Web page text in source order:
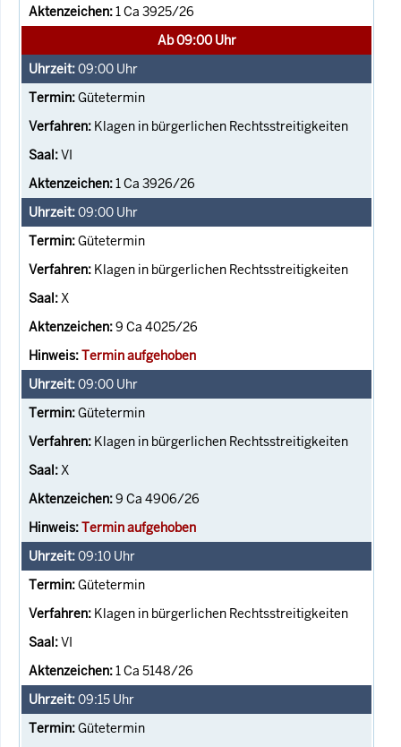
1 Ca 3925/26
Ab 09:00 Uhr
09:00 Uhr
Gütetermin
Klagen in bürgerlichen Rechtsstreitigkeiten
VI
1 Ca 3926/26
09:00 Uhr
Gütetermin
Klagen in bürgerlichen Rechtsstreitigkeiten
X
9 Ca 4025/26
Termin aufgehoben
09:00 Uhr
Gütetermin
Klagen in bürgerlichen Rechtsstreitigkeiten
X
9 Ca 4906/26
Termin aufgehoben
09:10 Uhr
Gütetermin
Klagen in bürgerlichen Rechtsstreitigkeiten
VI
1 Ca 5148/26
09:15 Uhr
Gütetermin